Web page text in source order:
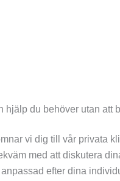
hjälp du behöver utan att
vi dig till vår privata
med att diskutera
efter dina